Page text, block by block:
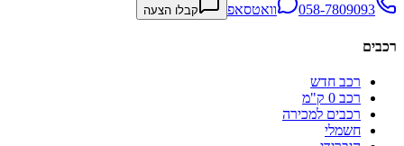
058-7809093 וואטסאפ קבלו הצעה
רכבים
רכב חדש
רכב 0 ק"מ
רכבים למכירה
חשמלי